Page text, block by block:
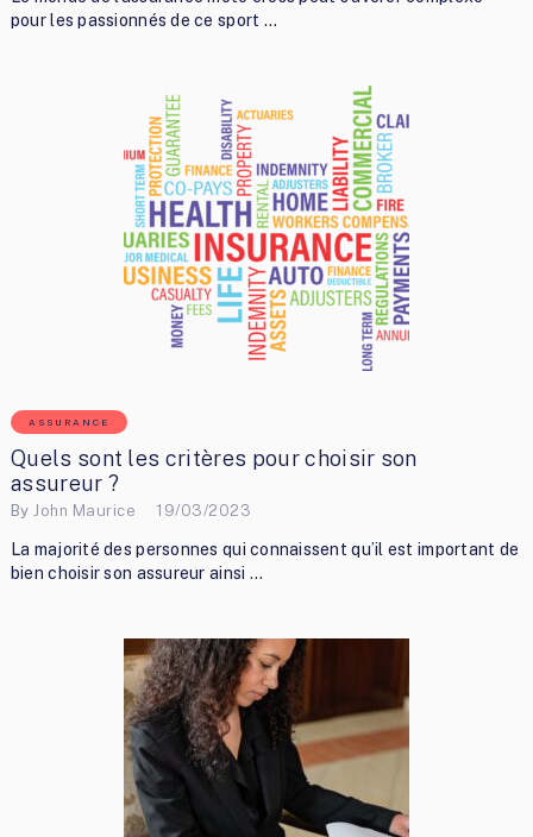
pour les passionnés de ce sport …
ASSURANCE
Quels sont les critères pour choisir son
assureur ?
By John Maurice 19/03/2023
La majorité des personnes qui connaissent qu’il est important de
bien choisir son assureur ainsi …